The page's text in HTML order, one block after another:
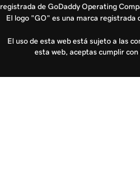
registrada de GoDaddy Operating
El logo "GO" es una marca registrada
El uso de esta web está sujeto a las
esta web, aceptas cumplir